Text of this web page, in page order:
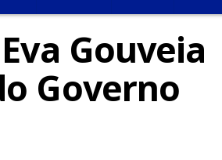
Gouveia
Governo